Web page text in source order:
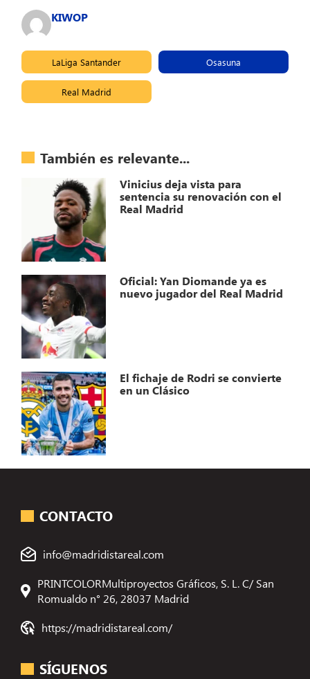
KIWOP
LaLiga Santander Osasuna
Real Madrid
También es relevante...
Vinicius deja vista para
sentencia su renovación con el
Real Madrid
Oficial: Yan Diomande ya es
nuevo jugador del Real Madrid
El fichaje de Rodri se convierte
en un Clásico
CONTACTO
info@madridistareal.com
PRINTCOLORMultiproyectos Gráficos, S. L. C/ San
Romualdo n° 26, 28037 Madrid
https://madridistareal.com/
SÍGUENOS